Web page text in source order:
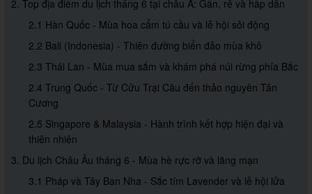
2. Top địa điểm du lịch tháng 6 tại châu Á: Gần, rẻ và hấp dẫn
2.1 Hàn Quốc - Mùa hoa cẩm tú cầu và lễ hội sôi động
2.2 Bali (Indonesia) - Thiên đường biển đảo mùa khô
2.3 Thái Lan - Mùa mua sắm và khám phá núi rừng phía Bắc
2.4 Trung Quốc - Từ Cửu Trại Câu đến thảo nguyên Tân
Cương
2.5 Singapore & Malaysia - Hành trình kết hợp hiện đại và
thiên nhiên
3. Du lịch Châu Âu tháng 6 - Mùa hè rực rỡ và lãng mạn
3.1 Pháp và Tây Ban Nha - Sắc tím Lavender và lễ hội lửa